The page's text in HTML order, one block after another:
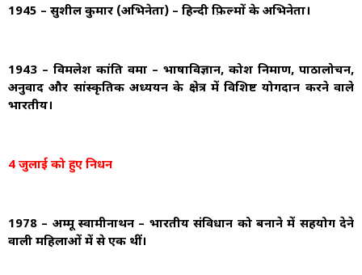
1945 – सुशील कुमार (अभिनेता) – हिन्दी फ़िल्मों के अभिनेता।
1943 – विमलेश कांति वर्मा – भाषाविज्ञान, कोश निर्माण, पाठालोचन,
अनुवाद और सांस्कृतिक अध्ययन के क्षेत्र में विशिष्ट योगदान करने वाले
भारतीय।
4 जुलाई को हुए निधन
1978 – अम्मू स्वामीनाथन – भारतीय संविधान को बनाने में सहयोग देने
वाली महिलाओं में से एक थीं।